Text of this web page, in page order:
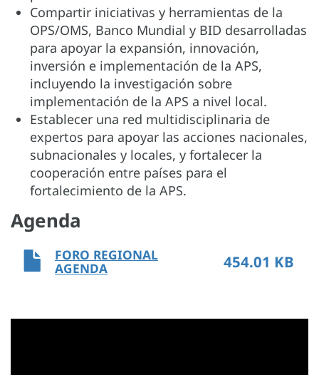
Compartir iniciativas y herramientas de la
OPS/OMS, Banco Mundial y BID desarrolladas
para apoyar la expansión, innovación,
inversión e implementación de la APS,
incluyendo la investigación sobre
implementación de la APS a nivel local.
Establecer una red multidisciplinaria de
expertos para apoyar las acciones nacionales,
subnacionales y locales, y fortalecer la
cooperación entre países para el
fortalecimiento de la APS.
Agenda
FORO REGIONAL
AGENDA 454.01 KB